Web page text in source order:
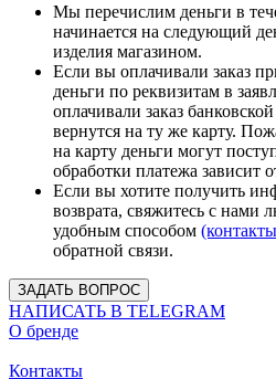
Мы перечислим деньги в
начинается на следующий
изделия магазином.
Если вы оплачивали заказ
деньги по реквизитам в
оплачивали заказ
вернутся на ту же карту.
на карту деньги могут
обработки платежа зависит
Если вы хотите получить
возврата, свяжитесь с нами
удобным способом
обратной связи.
ЗАДАТЬ ВОПРОС
НАПИСАТЬ В TELEGRAM
О бренде
Контакты